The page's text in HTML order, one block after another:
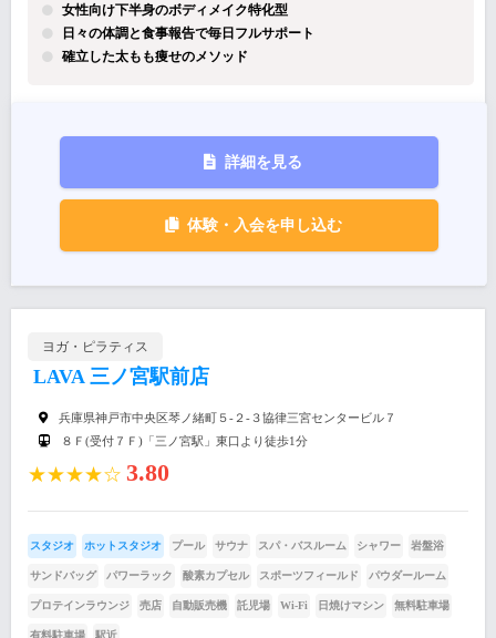
女性向け下半身のボディメイク特化型
日々の体調と食事報告で毎日フルサポート
確立した太もも痩せのメソッド
詳細を見る
体験・入会を申し込む
ヨガ・ピラティス
LAVA 三ノ宮駅前店
兵庫県神戸市中央区琴ノ緒町５-２-３協律三宮センタービル７
８Ｆ(受付７Ｆ)「三ノ宮駅」東口より徒歩1分
★★★★☆ 3.80
スタジオ ホットスタジオ プール サウナ スパ・バスルーム シャワー 岩盤浴
サンドバッグ パワーラック 酸素カプセル スポーツフィールド パウダールーム
プロテインラウンジ 売店 自動販売機 託児場 Wi-Fi 日焼けマシン 無料駐車場